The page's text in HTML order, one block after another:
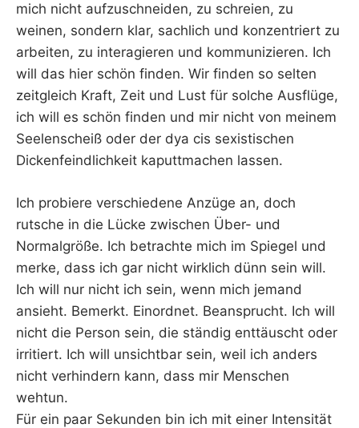
mich nicht aufzuschneiden, zu schreien, zu
weinen, sondern klar, sachlich und konzentriert zu
arbeiten, zu interagieren und kommunizieren. Ich
will das hier schön finden. Wir finden so selten
zeitgleich Kraft, Zeit und Lust für solche Ausflüge,
ich will es schön finden und mir nicht von meinem
Seelenscheiß oder der dya cis sexistischen
Dickenfeindlichkeit kaputtmachen lassen.
Ich probiere verschiedene Anzüge an, doch
rutsche in die Lücke zwischen Über- und
Normalgröße. Ich betrachte mich im Spiegel und
merke, dass ich gar nicht wirklich dünn sein will.
Ich will nur nicht ich sein, wenn mich jemand
ansieht. Bemerkt. Einordnet. Beansprucht. Ich will
nicht die Person sein, die ständig enttäuscht oder
irritiert. Ich will unsichtbar sein, weil ich anders
nicht verhindern kann, dass mir Menschen
wehtun.
Für ein paar Sekunden bin ich mit einer Intensität